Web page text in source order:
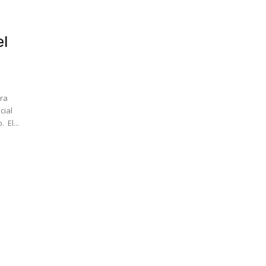
de los Municipios (FODES), el cual tiene cuatro meses de retraso. El...